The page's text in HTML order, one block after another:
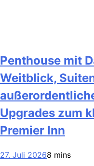
Penthouse mit
Weitblick,
Upgrades zum
Premier Inn
27. Juli 20268 mins